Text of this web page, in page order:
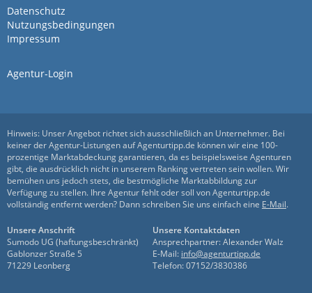
Datenschutz
Nutzungsbedingungen
Impressum
Agentur-Login
Hinweis: Unser Angebot richtet sich ausschließlich an Unternehmer. Bei
keiner der Agentur-Listungen auf Agenturtipp.de können wir eine 100-
prozentige Marktabdeckung garantieren, da es beispielsweise Agenturen
gibt, die ausdrücklich nicht in unserem Ranking vertreten sein wollen. Wir
bemühen uns jedoch stets, die bestmögliche Marktabbildung zur
Verfügung zu stellen. Ihre Agentur fehlt oder soll von Agenturtipp.de
vollständig entfernt werden? Dann schreiben Sie uns einfach eine E-Mail.
Unsere Anschrift
Sumodo UG (haftungsbeschränkt)
Gablonzer Straße 5
71229 Leonberg
Unsere Kontaktdaten
Ansprechpartner: Alexander Walz
E-Mail: info@agenturtipp.de
Telefon: 07152/3830386